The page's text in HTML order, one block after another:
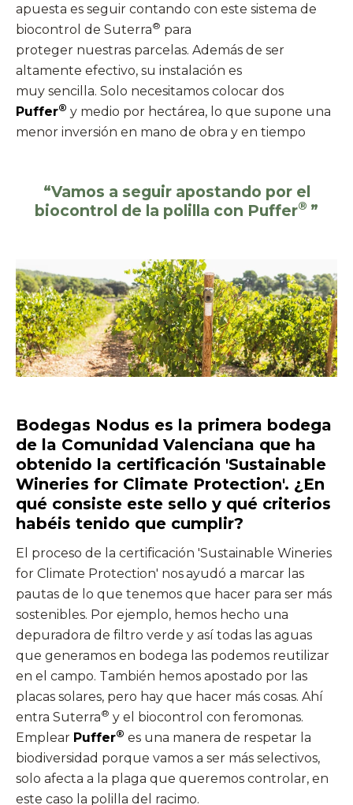
apuesta es seguir contando con este sistema de
biocontrol de Suterra® para
proteger nuestras parcelas. Además de ser
altamente efectivo, su instalación es
muy sencilla. Solo necesitamos colocar dos
Puffer® y medio por hectárea, lo que supone una
menor inversión en mano de obra y en tiempo
“Vamos a seguir apostando por el
biocontrol de la polilla con Puffer® ”
Bodegas Nodus es la primera bodega
de la Comunidad Valenciana que ha
obtenido la certificación 'Sustainable
Wineries for Climate Protection'. ¿En
qué consiste este sello y qué criterios
habéis tenido que cumplir?
El proceso de la certificación 'Sustainable Wineries
for Climate Protection' nosayudó a marcar las
pautas de lo que tenemos que hacer para ser más
sostenibles. Por ejemplo, hemos hecho una
depuradora de filtro verde y así todas las aguas
que generamos en bodega las podemos reutilizar
en el campo. También hemos apostado por las
placas solares, pero hay que hacer más cosas. Ahí
entra Suterra® y el biocontrol con feromonas.
Emplear Puffer® es una manera de respetar la
biodiversidad porque vamos a ser más selectivos,
solo afecta a la plaga que queremos controlar, en
este caso la polilla del racimo.